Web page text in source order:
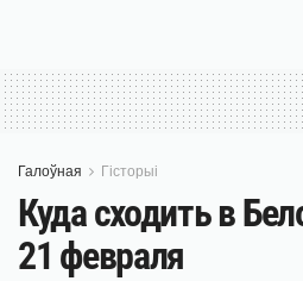
Галоўная Гісторыі
Куда сходить в
21 февраля